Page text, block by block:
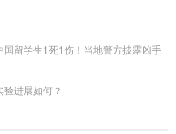
留学生1死1伤！当地警方披露凶手
进展如何？